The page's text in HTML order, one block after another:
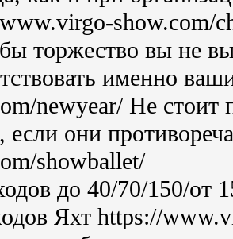
show.com/
торжество вы не
именно
newyear/ Не стоит
если они
showballet/
до 40/70/150/от
Яхт https://